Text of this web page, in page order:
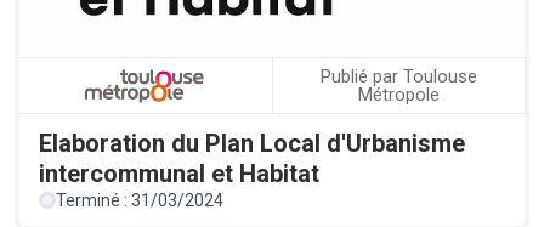
Publié par Toulouse
Métropole
Elaboration du Plan Local d'Urbanisme
intercommunal et Habitat
Terminé : 31/03/2024